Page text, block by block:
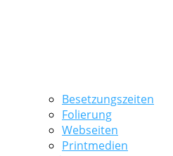
Besetzungszeiten
Folierung
Webseiten
Printmedien